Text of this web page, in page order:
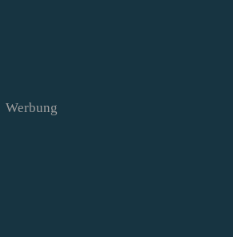
Werbung